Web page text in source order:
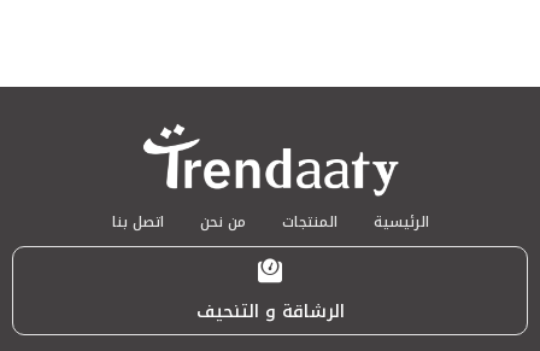
الرئيسية المنتجات من نحن اتصل بنا
الرشاقة و التنحيف